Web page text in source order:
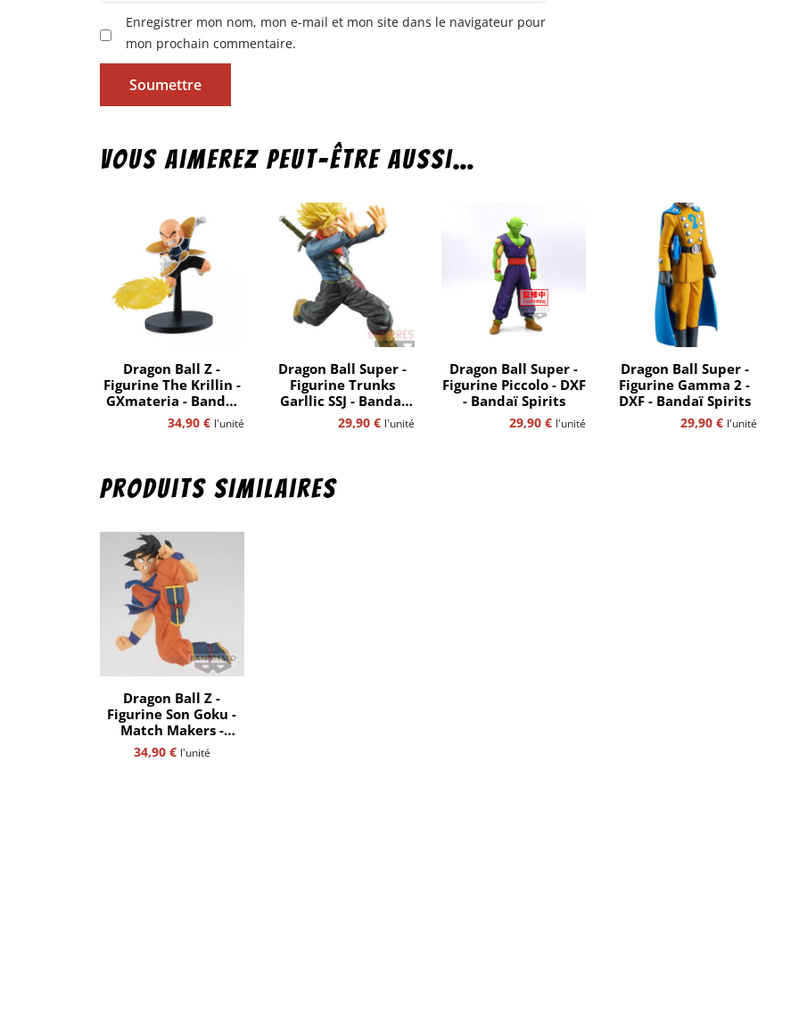
Enregistrer mon nom, mon e-mail et mon site dans le navigateur pour
mon prochain commentaire.
Vous aimerez peut-être aussi…
Dragon Ball Z -
Figurine The Krillin -
GXmateria - Bandaï
Spirits
34,90 € l'unité
Dragon Ball Super -
Figurine Trunks
Garllic SSJ - Bandaï
Spirits
29,90€ l'unité
Dragon Ball Super -
Figurine Piccolo - DXF
- Bandaï Spirits
29,90 € l'unité
Dragon Ball Super -
Figurine Gamma 2 -
DXF - Bandaï Spirits
29,90 € l'unité
Produits similaires
Dragon Ball Z -
Figurine Son Goku -
Match Makers -
Banpresto
34,90 € l'unité